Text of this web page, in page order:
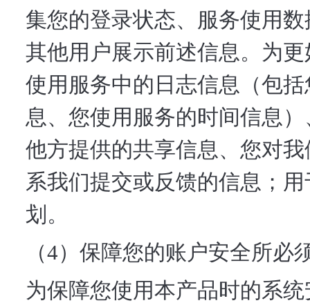
集您的登录状态、服务使用
其他用户展示前述信息。为
使用服务中的日志信息（包
息、您使用服务的时间信息
他方提供的共享信息、您对
系我们提交或反馈的信息；
划。
（4）保障您的账户安全所必
为保障您使用本产品时的系